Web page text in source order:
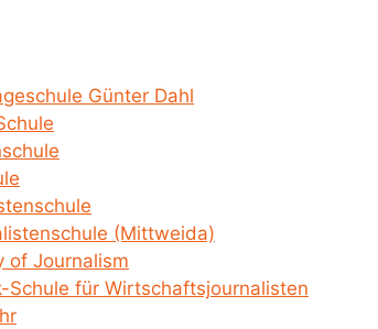
Günter Dahl
(Mittweida)
of Journalism
Schule für Wirtschaftsjournalisten